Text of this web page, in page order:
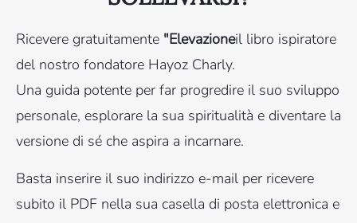
Ricevere gratuitamente "Elevazioneil libro ispiratore
del nostro fondatore Hayoz Charly.
Una guida potente per far progredire il suo sviluppo
personale, esplorare la sua spiritualità e diventare la
versione di sé che aspira a incarnare.
Basta inserire il suo indirizzo e-mail per ricevere
subito il PDF nella sua casella di posta elettronica e